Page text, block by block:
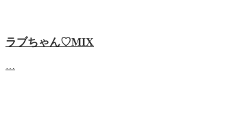
ラブちゃん♡MIX